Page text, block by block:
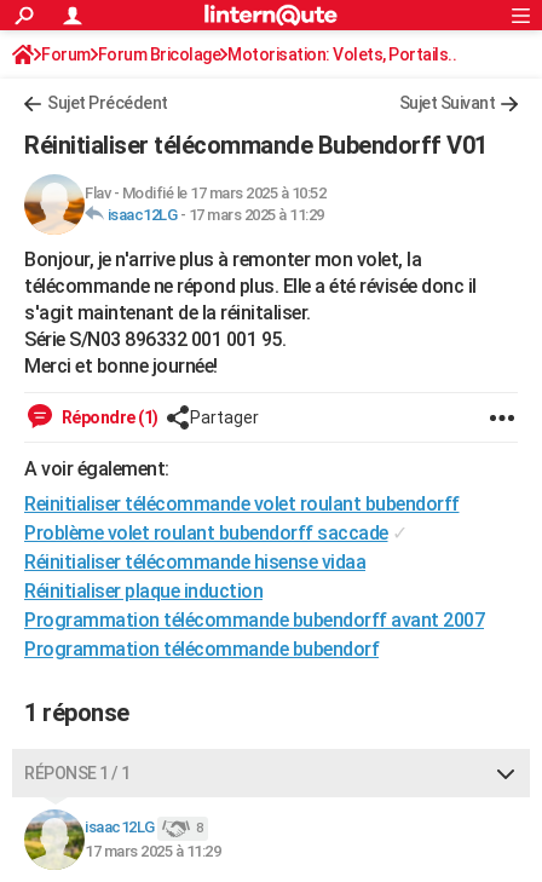
ACTUALITÉS
Politique
Société
Faits Divers
Education
Monde
Villes
+
FINANCE
Retraite
Impôts
Epargne
Immobilier
Risques naturels par ville
Banque
Assurance
Crédit
AUTO
Essais
Réserver un essai
Citadines
Berlines
SUV
Forum auto
+HIGH-TECH
Mobiles
Meilleur smartphone
Internet
Ordinateurs
Jeux vidéo
Guide high-tech
+BRICOLAGE
Forum
Aménagement intérieur
Extérieur
Cuisine
Salle de bains
Jardinage
Rangement
WEEK-END
Guides de France
Escapades
Patrimoine
Expositions
Musées
Week-end nature
LIFESTYLE
Art de vivre
Bien-être
Loisirs
Mode
Modes de vie
SANTE
Alimentation
Guide de la santé
Maladies
Médicaments
Sommeil
VOYAGE
Destinations
City break
Voyage nature
Voyage de noces
Forum
Climat
+PHOTO
GUIDES D'ACHAT
CARTE DE VOEUX
Carte de Noël
Carte Bonne année
Carte Saint-Valentin
Carte Pâques
Carte d'anniversaire
DICTIONNAIRE
Dictionnaire
Biographies
Citations
Expressions
Proverbes
PROGRAMME TV
COPAINS D'AVANT
Rechercher
S'inscrire
Connexion
Forum Forum Bricolage Motorisation: Volets, Portails..
Sujet Précédent Sujet Suivant
Réinitialiser télécommande Bubendorff V01
Flav- Modifié le 17 mars 2025 à 10:52
isaac12LG- 17 mars 2025 à 11:29
Bonjour, je n'arrive plus à remonter mon volet, la
télécommande ne répond plus. Elle a été révisée donc il
s'agit maintenant de la réinitaliser.
Série S/N03 896332 001 001 95.
Merci et bonne journée!
Répondre (1) Partager
A voir également:
Reinitialiser télécommande volet roulant bubendorff
Problème volet roulant bubendorff saccade ✓
Réinitialiser télécommande hisense vidaa
Réinitialiser plaque induction
Programmation télécommande bubendorff avant 2007
Programmation télécommande bubendorf
1 réponse
RÉPONSE 1 / 1
isaac12LG 8
17 mars 2025 à 11:29